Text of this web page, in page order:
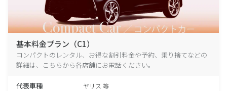
基本料金プラン（C1）
コンパクトのレンタル、お得な割引料金や予約、乗り捨てなどの
詳細は、こちらから各店舗にお電話ください。
代表車種 ヤリス 等